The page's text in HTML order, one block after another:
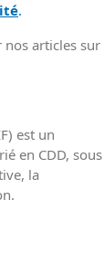
.
nos articles sur
est un
en CDD, sous
la